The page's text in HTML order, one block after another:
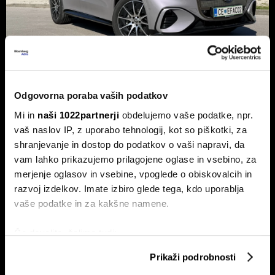
Odgovorna poraba vaših podatkov
Mi in naši 1022partnerji obdelujemo vaše podatke, npr.
vaš naslov IP, z uporabo tehnologij, kot so piškotki, za
shranjevanje in dostop do podatkov o vaši napravi, da
vam lahko prikazujemo prilagojene oglase in vsebino, za
merjenje oglasov in vsebine, vpoglede o obiskovalcih in
razvoj izdelkov. Imate izbiro glede tega, kdo uporablja
vaše podatke in za kakšne namene.
Če dovolite, želimo tudi:
Zbirati informacije o vaši geografski lokaciji, ki so
Prikaži podrobnosti
Novi mercedes-benz GLC: Tvegana
elektrifikacija luksuza ali genialni
preboj?
Petična znamka iz Stuttgarta z elektrificirano uspešnico
napoveduje oster obrat v smeri pogonske alternative.